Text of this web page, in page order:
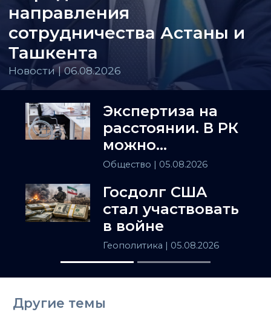
направления
сотрудничества Астаны и
Ташкента
Новости | 06.08.2026
Экспертиза на
расстоянии. В РК
можно
установить
заочно
Общество | 05.08.2026
Госдолг США
стал участвовать
в войне
Геополитика | 05.08.2026
Другие темы